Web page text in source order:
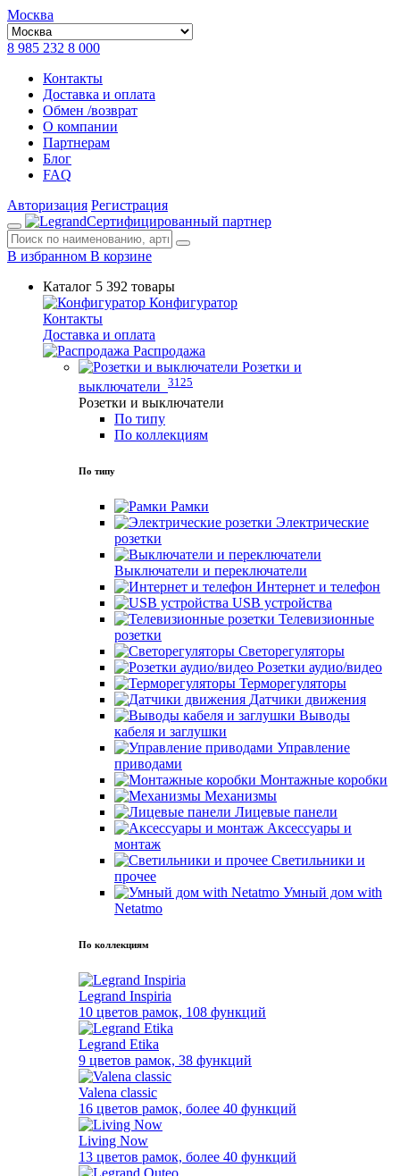
Москва
8 985 232 8 000
Контакты
Доставка и оплата
Обмен /возврат
О компании
Партнерам
Блог
FAQ
Авторизация Регистрация
Сертифицированный партнер
В избранном В корзине
Каталог 5 392 товары
Конфигуратор
Контакты
Доставка и оплата
Распродажа
Розетки и
выключатели 3125
Розетки и выключатели
По типу
По коллекциям
По типу
Рамки
Электрические
розетки
Выключатели и переключатели
Интернет и телефон
USB устройства
Телевизионные
розетки
Светорегуляторы
Розетки аудио/видео
Терморегуляторы
Датчики движения
Выводы
кабеля и заглушки
Управление
приводами
Монтажные коробки
Механизмы
Лицевые панели
Аксессуары и
монтаж
Светильники и
прочее
Умный дом with
Netatmo
По коллекциям
Legrand Inspiria
10 цветов рамок, 108 функций
Legrand Etika
9 цветов рамок, 38 функций
Valena classic
16 цветов рамок, более 40 функций
Living Now
13 цветов рамок, более 40 функций